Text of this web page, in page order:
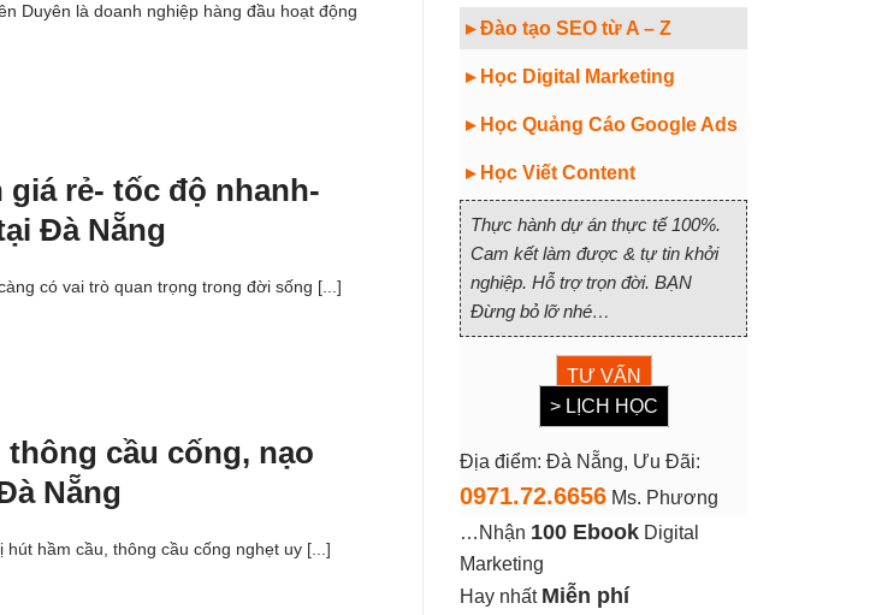
Duyên là doanh nghiệp hàng đầu hoạt động
giá rẻ- tốc độ nhanh-
Đà Nẵng
có vai trò quan trọng trong đời sống [...]
thông cầu cống, nạo
Nẵng
hầm cầu, thông cầu cống nghẹt uy [...]
▸ Đào tạo SEO từ A – Z
▸ Học Digital Marketing
▸ Học Quảng Cáo Google Ads
▸ Học Viết Content
Thực hành dự án thực tế 100%.
Cam kết làm được & tự tin khởi
nghiệp. Hỗ trợ trọn đời. BẠN
Đừng bỏ lỡ nhé…
TƯ VẤN
> LỊCH HỌC
Địa điểm: Đà Nẵng, Ưu Đãi:
0971.72.6656 Ms. Phương
…Nhận 100 Ebook Digital
Marketing
Hay nhất Miễn phí